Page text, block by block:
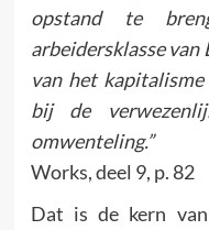
opstand te
arbeidersklasse van
van het
bij de
omwenteling.”
Works, deel 9, p. 82
Dat is de kern